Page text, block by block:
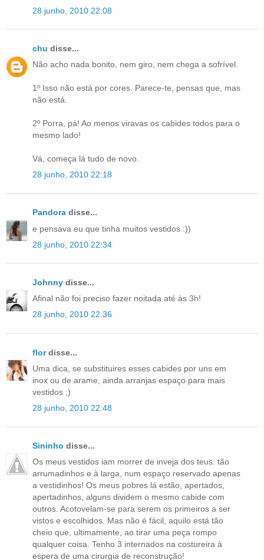
28 junho, 2010 22:08
chu disse...
Não acho nada bonito, nem giro, nem chega a sofrível.
1º Isso não está por cores. Parece-te, pensas que, mas
não está.
2º Porra, pá! Ao menos viravas os cabides todos para o
mesmo lado!
Vá, começa lá tudo de novo.
28 junho, 2010 22:18
Pandora disse...
e pensava eu que tinha muitos vestidos :))
28 junho, 2010 22:34
Johnny disse...
Afinal não foi preciso fazer noitada até às 3h!
28 junho, 2010 22:36
flordisse...
Uma dica, se substituires esses cabides por uns em
inox ou de arame, ainda arranjas espaço para mais
vestidos ;)
28 junho, 2010 22:48
Sininho disse...
Os meus vestidos iam morrer de inveja dos teus: tão
arrumadinhos e à larga, num espaço reservado apenas
a vestidinhos! Os meus pobres lá estão, apertados,
apertadinhos, alguns dividem o mesmo cabide com
outros. Acotovelam-se para serem os primeiros a ser
vistos e escolhidos. Mas não é fácil, aquilo está tão
cheio que, ultimamente, ao tirar uma peça rompo
qualquer coisa. Tenho 3 internados na costureira à
espera de uma cirurgia de reconstrução!